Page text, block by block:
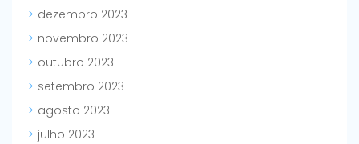
dezembro 2023
novembro 2023
outubro 2023
setembro 2023
agosto 2023
julho 2023